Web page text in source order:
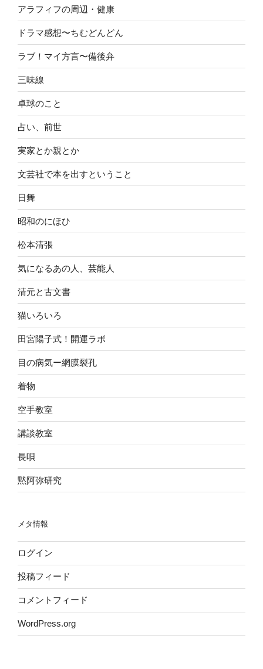
アラフィフの周辺・健康
ドラマ感想〜ちむどんどん
ラブ！マイ方言〜備後弁
三味線
卓球のこと
占い、前世
実家とか親とか
文芸社で本を出すということ
日舞
昭和のにほひ
松本清張
気になるあの人、芸能人
清元と古文書
猫いろいろ
田宮陽子式！開運ラボ
目の病気ー網膜裂孔
着物
空手教室
講談教室
長唄
黙阿弥研究
メタ情報
ログイン
投稿フィード
コメントフィード
WordPress.org